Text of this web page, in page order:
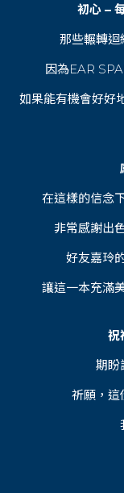
初心 –
那些輾轉迴
因為EAR
如果能有機會好好
在這樣的信念
非常感謝出
好友嘉玲
讓這一本充滿
祝
期盼
祈願，這